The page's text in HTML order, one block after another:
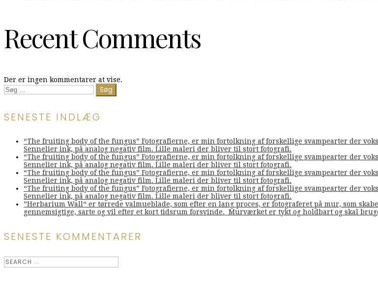
Recent Comments
Der er ingen kommentarer at vise.
Søg
efter:
SENESTE INDLÆG
“The fruiting body of the fungus” Fotografierne, er min fortolkning af forskellige svampearter der
Sennelier ink, på analog negativ film. Lille maleri der bliver til stort fotografi.
“The fruiting body of the fungus” Fotografierne, er min fortolkning af forskellige svampearter der
Sennelier ink, på analog negativ film. Lille maleri der bliver til stort fotografi.
“The fruiting body of the fungus” Fotografierne, er min fortolkning af forskellige svampearter der
Sennelier ink, på analog negativ film. Lille maleri der bliver til stort fotografi.
“The fruiting body of the fungus” Fotografierne, er min fortolkning af forskellige svampearter der
Sennelier ink, på analog negativ film. Lille maleri der bliver til stort fotografi.
”Herbarium Wall“ er tørrede valmueblade, som efter en lang proces, er fotograferet på mur, som
gennemsigtige, sarte og vil efter et kort tidsrum forsvinde. Murværket er tykt og holdbart og skal
SENESTE KOMMENTARER